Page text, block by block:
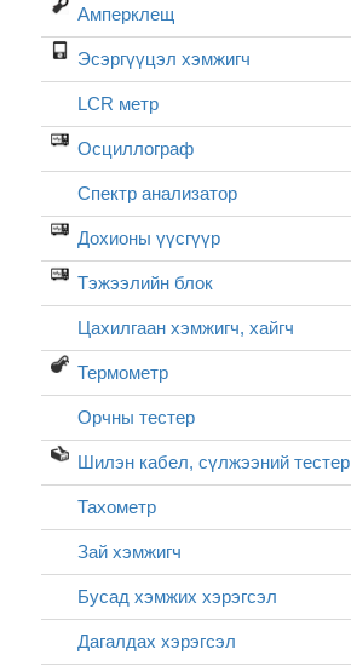
Амперклещ
Эсэргүүцэл хэмжигч
LCR метр
Осциллограф
Спектр анализатор
Дохионы үүсгүүр
Тэжээлийн блок
Цахилгаан хэмжигч, хайгч
Термометр
Орчны тестер
Шилэн кабел, cүлжээний тестер
Тахометр
Зай хэмжигч
Бусад хэмжих хэрэгсэл
Дагалдах хэрэгсэл